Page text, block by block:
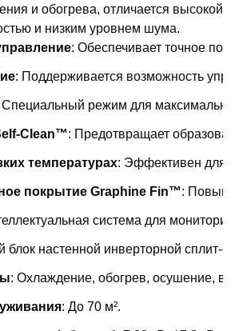
и обогрева, отличается высокой
и низким уровнем шума.
: Обеспечивает точное
: Поддерживается возможность
Специальный режим для
Clean™: Предотвращает
температурах: Эффективен для
покрытие Graphine Fin™:
система для
блок настенной инверторной сплит-
: Охлаждение, обогрев, осушение,
: До 70 м².